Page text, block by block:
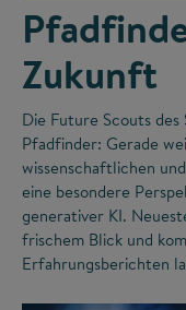
Zukunft
Die Future Scouts
Pfadfinder: Gerade
wissenschaftlichen
eine besondere
generativer KI.
frischem Blick und
Erfahrungsberichten